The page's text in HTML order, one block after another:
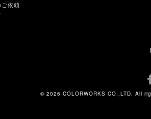
ご依頼
© 2026 COLORWORKS CO.,LTD. All